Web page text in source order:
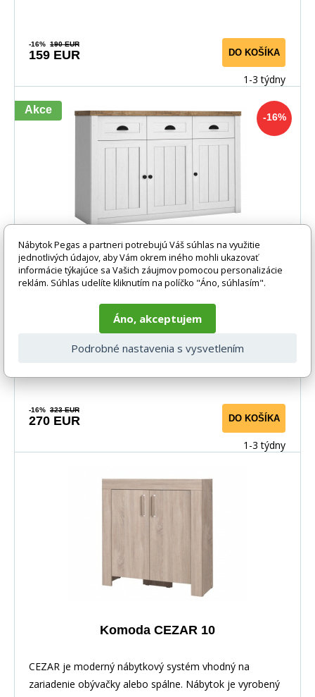
-16% 190 EUR
159 EUR DO KOŠÍKA
1-3 týdny
-16%
Akce
Komoda PROWANSJA K3SP, borovica
Andersen + dub Lefkas
Systém Provenceje inšpirovaná juhovýchodným
Francúzskom. Kombinácia farieb pine Andersen(trupy,
-16% 323 EUR
270 EUR DO KOŠÍKA
1-3 týdny
Komoda CEZAR 10
CEZAR je moderný nábytkový systém vhodný na
zariadenie obývačky alebo spálne. Nábytok je vyrobený
Nábytok Pegas a partneri potrebujú Váš súhlas na využitie
jednotlivých údajov, aby Vám okrem iného mohli ukazovať
informácie týkajúce sa Vašich záujmov pomocou personalizácie
reklám. Súhlas udelíte kliknutím na políčko "Áno, súhlasím".
Áno, akceptujem
Podrobné nastavenia s vysvetlením